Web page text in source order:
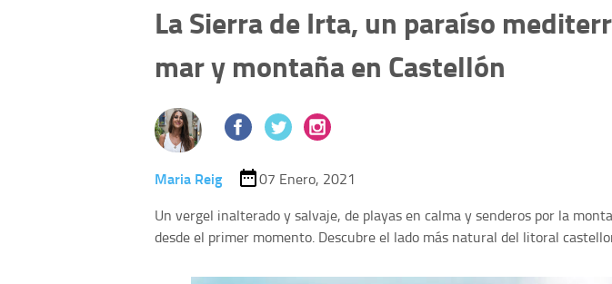
La Sierra de Irta, un paraíso
mar y montaña en Castellón
Maria Reig
07 Enero, 2021
Un vergel inalterado y salvaje, de playas en calma y senderos por la
desde el primer momento. Descubre el lado más natural del litoral